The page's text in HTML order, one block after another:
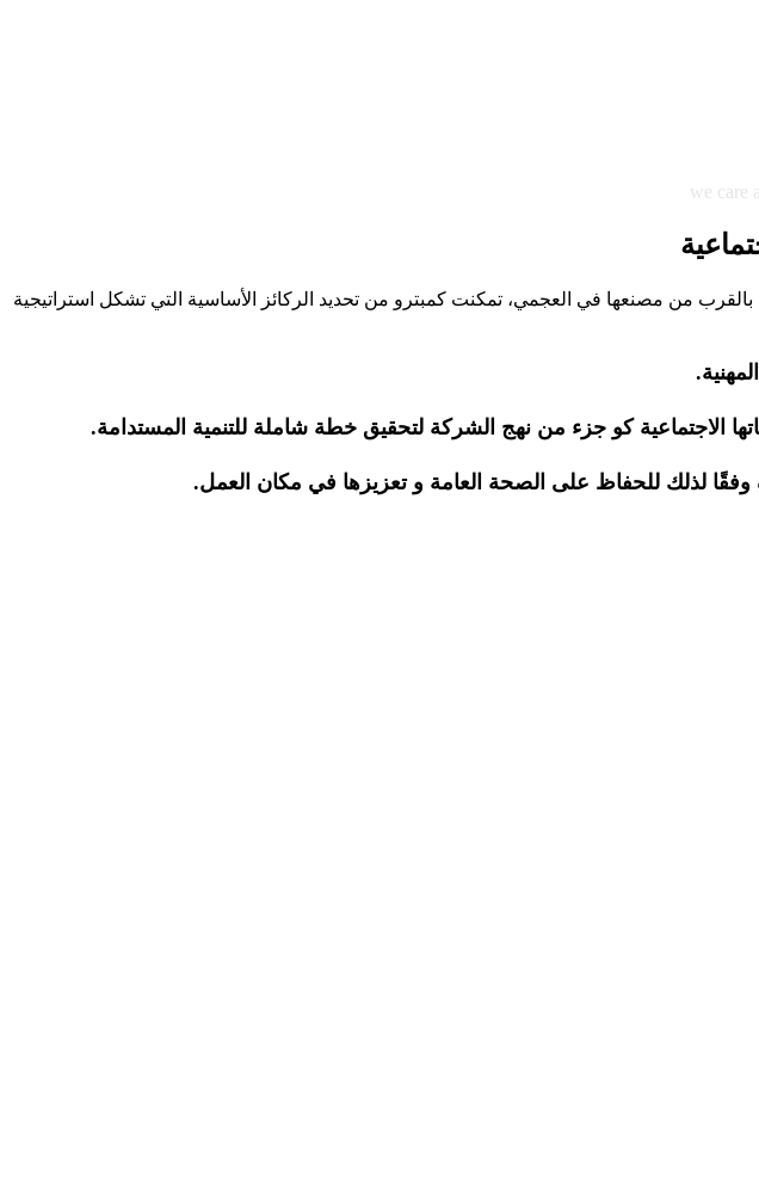
we care
من مصنعها في العجمي، تمكنت كمبترو من تحديد الركائز الأساسية التي تشكل استراتيجية
الاجتماعية كو جزء من نهج الشركة لتحقيق خطة شاملة للتنمية المستدامة.
لذلك للحفاظ على الصحة العامة و تعزيزها في مكان العمل.